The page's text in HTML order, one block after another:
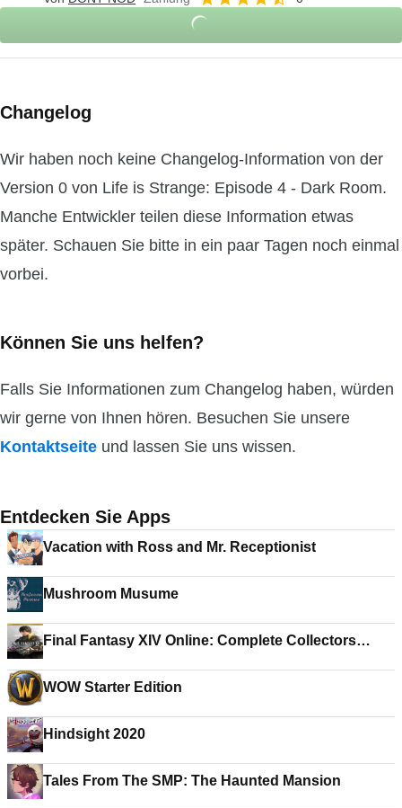
Changelog
Wir haben noch keine Changelog-Information von der
Version 0 von Life is Strange: Episode 4 - Dark Room.
Manche Entwickler teilen diese Information etwas
später. Schauen Sie bitte in ein paar Tagen noch einmal
vorbei.
Können Sie uns helfen?
Falls Sie Informationen zum Changelog haben, würden
wir gerne von Ihnen hören. Besuchen Sie unsere
Kontaktseite und lassen Sie uns wissen.
Entdecken Sie Apps
Vacation with Ross and Mr. Receptionist
Mushroom Musume
Final Fantasy XIV Online: Complete Collectors
WOW Starter Edition
Hindsight 2020
Tales From The SMP: The Haunted Mansion